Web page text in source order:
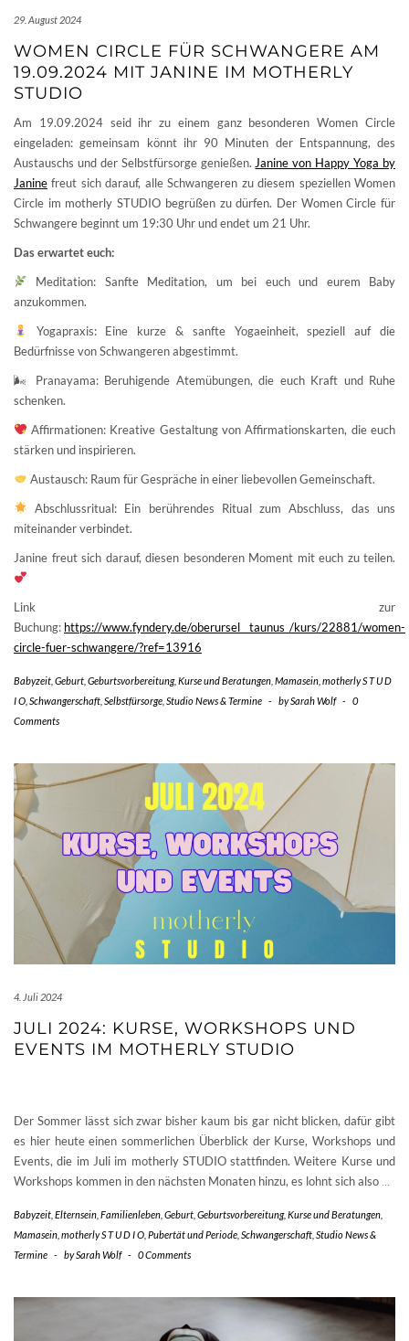
29. August 2024
WOMEN CIRCLE FÜR SCHWANGERE AM
19.09.2024 MIT JANINE IM MOTHERLY
STUDIO
Am 19.09.2024 seid ihr zu einem ganz besonderen Women Circle
eingeladen: gemeinsam könnt ihr 90 Minuten der Entspannung, des
Austauschs und der Selbstfürsorge genießen. Janine von Happy Yoga by
Janine freut sich darauf, alle Schwangeren zu diesem speziellen Women
Circle im motherly STUDIO begrüßen zu dürfen. Der Women Circle für
Schwangere beginnt um 19:30 Uhr und endet um 21 Uhr.
Das erwartet euch:
Meditation: Sanfte Meditation, um bei euch und eurem Baby
anzukommen.
Yogapraxis: Eine kurze & sanfte Yogaeinheit, speziell auf die
Bedürfnisse von Schwangeren abgestimmt.
🌬 Pranayama: Beruhigende Atemübungen, die euch Kraft und Ruhe
schenken.
Affirmationen: Kreative Gestaltung von Affirmationskarten, die euch
stärken und inspirieren.
Austausch: Raum für Gespräche in einer liebevollen Gemeinschaft.
Abschlussritual: Ein berührendes Ritual zum Abschluss, das uns
miteinander verbindet.
Janine freut sich darauf, diesen besonderen Moment mit euch zu teilen.
Link zur
Buchung: https://www.fyndery.de/oberursel__taunus_/kurs/22881/women-
circle-fuer-schwangere/?ref=13916
Babyzeit Geburt Geburtsvorbereitung, Kurse und Beratungen Mamasein motherly S T U D
I O Schwangerschaft Selbstfürsorge Studio News & Termine - bySarah Wolf -
0
Comments
4. Juli 2024
JULI 2024: KURSE, WORKSHOPS UND
EVENTS IM MOTHERLY STUDIO
Der Sommer lässt sich zwar bisher kaum bis gar nicht blicken, dafür gibt
es hier heute einen sommerlichen Überblick der Kurse, Workshops und
Events, die im Juli im motherly STUDIO stattfinden. Weitere Kurse und
Workshops kommen in den nächsten Monaten hinzu, es lohnt sich also
Babyzeit Elternsein Familienleben Geburt Geburtsvorbereitung, Kurse und Beratungen
Mamasein motherly S T U D I O Pubertät und Periode Schwangerschaft Studio News &
Termine - bySarah Wolf - 0 Comments